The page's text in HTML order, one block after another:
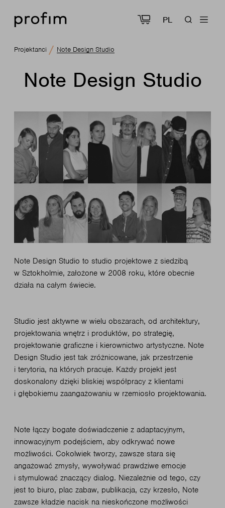
PL
Projektanci Note Design Studio
Note Design Studio
Note Design Studio to studio projektowe z siedzibą
w Sztokholmie, założone w 2008 roku, które obecnie
działa na całym świecie.
Studio jest aktywne w wielu obszarach, od architektury,
projektowania wnętrz i produktów, po strategię,
projektowanie graficzne i kierownictwo artystyczne. Note
Design Studio jest tak zróżnicowane, jak przestrzenie
i terytoria, na których pracuje. Każdy projekt jest
doskonalony dzięki bliskiej współpracy z klientami
i głębokiemu zaangażowaniu w rzemiosło projektowania.
Note łączy bogate doświadczenie z adaptacyjnym,
innowacyjnym podejściem, aby odkrywać nowe
możliwości. Cokolwiek tworzy, zawsze stara się
angażować zmysły, wywoływać prawdziwe emocje
i stymulować znaczący dialog. Niezależnie od tego, czy
jest to biuro, plac zabaw, publikacja, czy krzesło, Note
zawsze kładzie nacisk na nieskończone możliwości